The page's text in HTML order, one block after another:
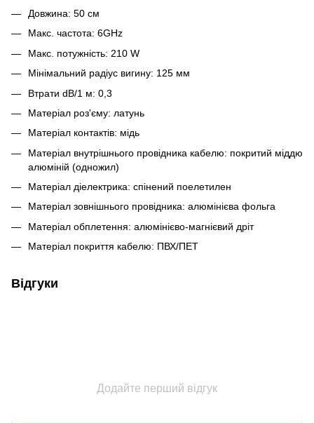
Довжина: 50 см
Макс. частота: 6GHz
Макс. потужність: 210 W
Мінімальний радіус вигину: 125 мм
Втрати dB/1 м: 0,3
Матеріал роз'єму: латунь
Матеріал контактів: мідь
Матеріал внутрішнього провідника кабелю: покритий міддю
алюміній (одножил)
Матеріал діелектрика: спінений поелетилен
Матеріал зовнішнього провідника: алюмінієва фольга
Матеріал обплетення: алюмінієво-магнієвий дріт
Матеріал покриття кабелю: ПВХ/ПЕТ
Відгуки
Додайте перший відгук